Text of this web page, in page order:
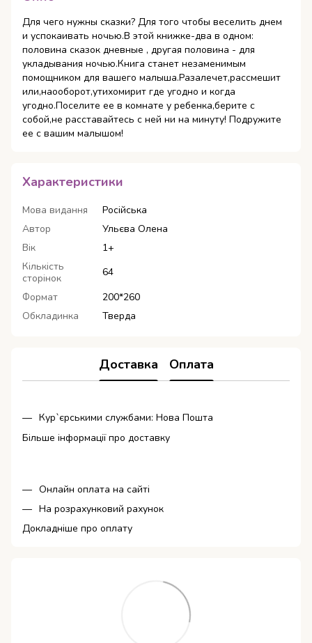
Для чего нужны сказки? Для того чтобы веселить днем
и успокаивать ночью.В этой книжке-два в одном:
половина сказок дневные , другая половина - для
укладывания ночью.Книга станет незаменимым
помощником для вашего малыша.Разалечет,рассмешит
или,наооборот,утихомирит где угодно и когда
угодно.Поселите ее в комнате у ребенка,берите с
собой,не расставайтесь с ней ни на минуту! Подружите
ее с вашим малышом!
Характеристики
Мова видання
Російська
Автор
Ульєва Олена
Вік
1+
Кількість
сторінок
64
Формат
200*260
Обкладинка
Тверда
Доставка Оплата
Кур`єрськими службами: Нова Пошта
Більше інформації про доставку
Онлайн оплата на сайті
На розрахунковий рахунок
Докладніше про оплату